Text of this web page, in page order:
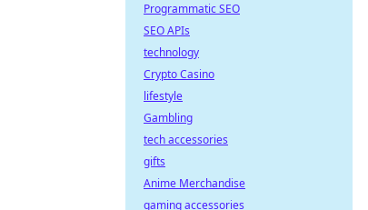
Programmatic SEO
SEO APIs
technology
Crypto Casino
lifestyle
Gambling
tech accessories
gifts
Anime Merchandise
gaming accessories